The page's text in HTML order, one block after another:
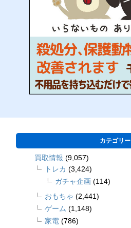
カテゴリー
買取情報 (9,057)
トレカ (3,424)
ガチャ企画 (114)
おもちゃ (2,441)
ゲーム (1,148)
家電 (786)